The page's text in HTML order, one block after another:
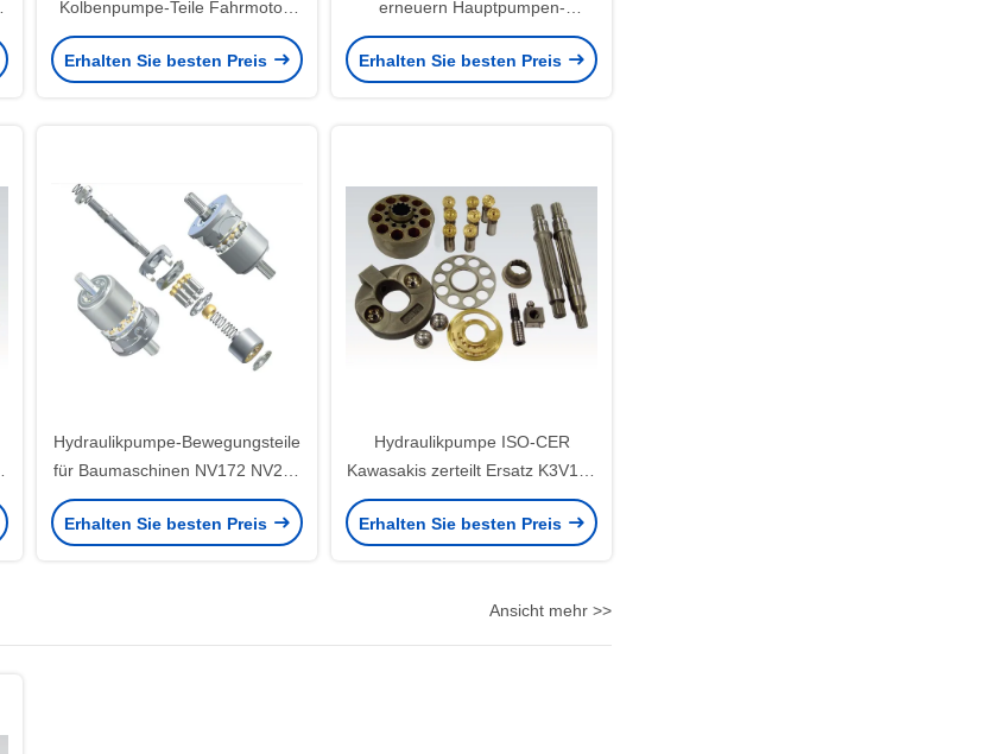
Kolbenpumpe-Teile Fahrmotor-
Kawasakis
Erhalten Sie besten Preis
erneuern Hauptpumpen-
Kawasakis hohe
Leistungsfähigkeit
Erhalten Sie besten Preis
Hydraulikpumpe-Bewegungsteile
für Baumaschinen NV172 NV210
NV270 NV237
Erhalten Sie besten Preis
Hydraulikpumpe ISO-CER
Kawasakis zerteilt Ersatz K3V140
K3V160 K3V280
Erhalten Sie besten Preis
Ansicht mehr >>